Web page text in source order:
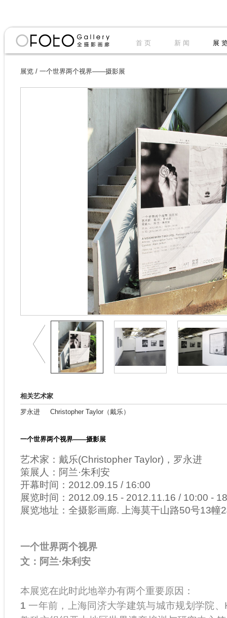
首 页 新 闻 展
展览 / 一个世界两个视界——摄影展
相关艺术家
罗永进 Christopher Taylor（戴乐）
一个世界两个视界——摄影展
艺术家：戴乐(Christopher Taylor)，罗永进
策展人：阿兰·朱利安
开幕时间：2012.09.15 / 16:00
展览时间：2012.09.15 - 2012.11.16 / 10:00 -
展览地址：全摄影画廊. 上海莫干山路50号13幢
一个世界两个视界
文：阿兰·朱利安
本展览在此时此地举办有两个重要原因：
1 一年前，上海同济大学建筑与城市规划学院